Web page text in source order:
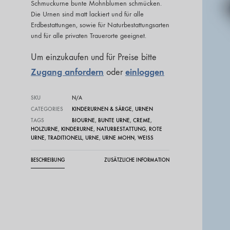
Schmuckurne bunte Mohnblumen schmücken.
Die Urnen sind matt lackiert und für alle
Erdbestattungen, sowie für Naturbestattungsarten
und für alle privaten Trauerorte geeignet.
Um einzukaufen und für Preise bitte
Zugang anfordern oder einloggen
SKU
N/A
CATEGORIES
KINDERURNEN & SÄRGE, URNEN
TAGS
BIOURNE, BUNTE URNE, CREME,
HOLZURNE, KINDERURNE, NATURBESTATTUNG, ROTE
URNE, TRADITIONELL, URNE, URNE MOHN, WEISS
BESCHREIBUNG ZUSÄTZLICHE INFORMATION